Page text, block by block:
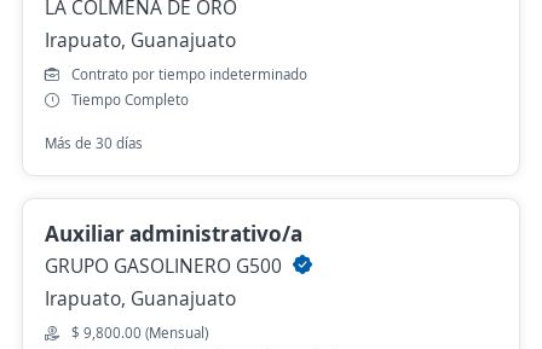
LA COLMENA DE ORO
Irapuato, Guanajuato
Contrato por tiempo indeterminado
Tiempo Completo
Más de 30 días
Auxiliar administrativo/a
GRUPO GASOLINERO G500
Irapuato, Guanajuato
$ 9,800.00 (Mensual)